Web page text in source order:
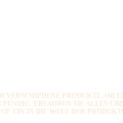
PRODUKTE. OB
ERFAHREN SIE ALLES
EIN IN DIE WELT DER